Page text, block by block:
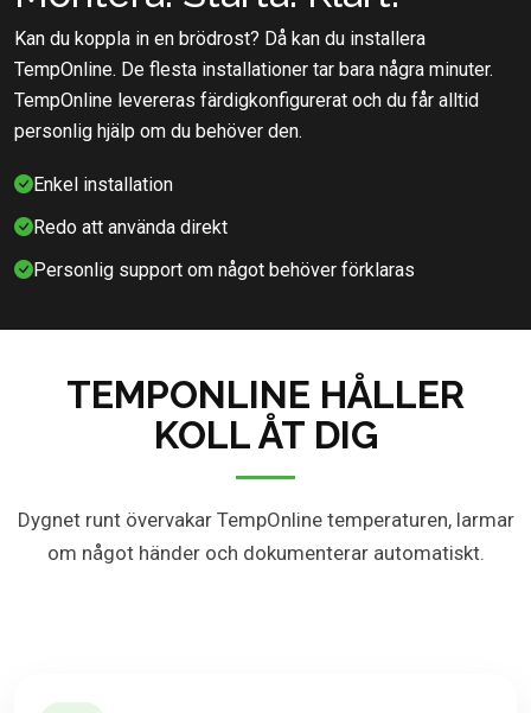
Kan du koppla in en brödrost? Då kan du installera
TempOnline. De flesta installationer tar bara några minuter.
TempOnline levereras färdigkonfigurerat och du får alltid
personlig hjälp om du behöver den.
Enkel installation
Redo att använda direkt
Personlig support om något behöver förklaras
TEMPONLINE HÅLLER
KOLL ÅT DIG
Dygnet runt övervakar TempOnline temperaturen, larmar
om något händer och dokumenterar automatiskt.